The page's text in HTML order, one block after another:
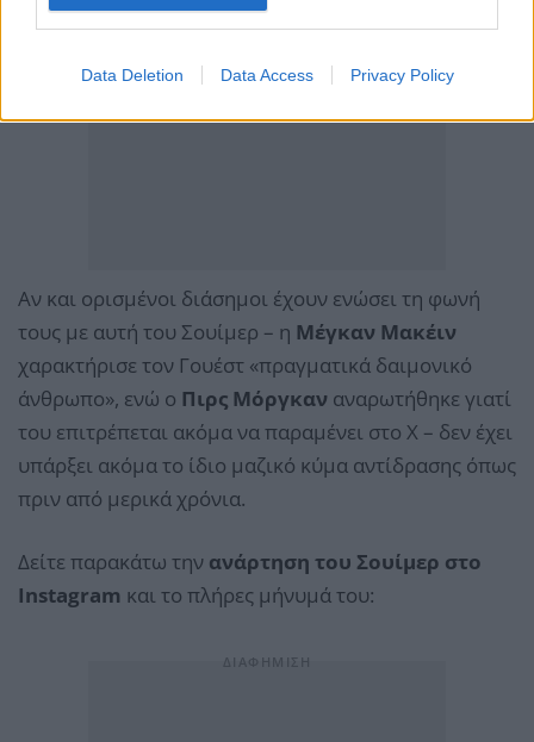
Data Deletion Data Access Privacy Policy
Αν και ορισμένοι διάσημοι έχουν ενώσει τη φωνή
τους με αυτή του Σουίμερ – η Μέγκαν Μακέιν
χαρακτήρισε τον Γουέστ «πραγματικά δαιμονικό
άνθρωπο», ενώ ο Πιρς Μόργκαν αναρωτήθηκε γιατί
του επιτρέπεται ακόμα να παραμένει στο Χ – δεν έχει
υπάρξει ακόμα το ίδιο μαζικό κύμα αντίδρασης όπως
πριν από μερικά χρόνια.
Δείτε παρακάτω την ανάρτηση του Σουίμερ στο
Instagram και το πλήρες μήνυμά του: